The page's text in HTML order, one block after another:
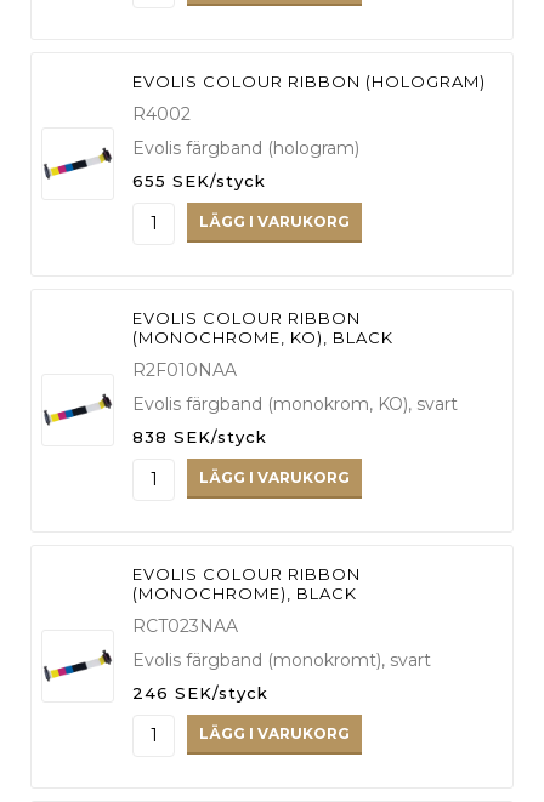
EVOLIS COLOUR RIBBON (HOLOGRAM)
R4002
Evolis färgband (hologram)
655 SEK/styck
LÄGG I VARUKORG
EVOLIS COLOUR RIBBON
(MONOCHROME, KO), BLACK
R2F010NAA
Evolis färgband (monokrom, KO), svart
838 SEK/styck
LÄGG I VARUKORG
EVOLIS COLOUR RIBBON
(MONOCHROME), BLACK
RCT023NAA
Evolis färgband (monokromt), svart
246 SEK/styck
LÄGG I VARUKORG